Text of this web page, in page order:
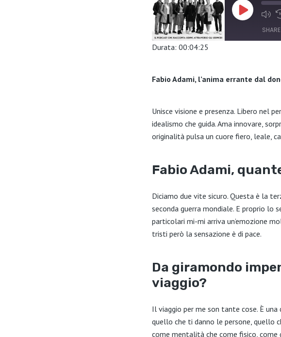
Play
Episode
SHARE
LINK
Durata: 00:04:25
Fabio Adami, l’anima errante dal
Unisce visione e presenza. Libero nel
idealismo che guida. Ama innovare,
originalità pulsa un cuore fiero, leale,
Fabio Adami,
Diciamo due vite sicuro. Questa è la
seconda guerra mondiale. E proprio
particolari mi-mi arriva un’emozione
tristi però la sensazione è di pace.
Da giramondo
viaggio?
Il viaggio per me son tante cose. È
quello che ti danno le persone, quello
come mentalità che come fisico,